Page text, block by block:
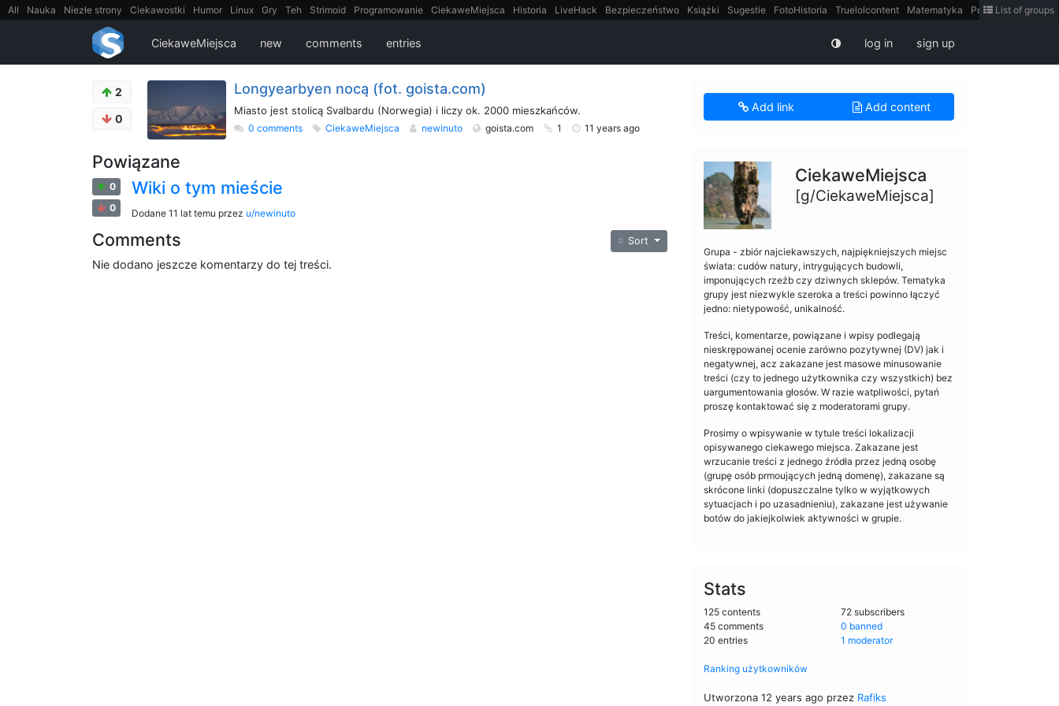
All Nauka Niezłe strony Ciekawostki Humor Linux Gry Teh Strimoid Programowanie CiekaweMiejsca Historia LiveHack Bezpieczeństwo Książki Sugestie FotoHistoria Truelolcontent Matematyka Polska
intern
FilmyDokumentalne
List of groups
CiekaweMiejsca new comments entries log in sign up
2
0
Longyearbyen nocą (fot. goista.com)
Miasto jest stolicą Svalbardu (Norwegia) i liczy ok. 2000 mieszkańców.
0 comments CiekaweMiejsca newinuto goista.com 1 11 years ago
Powiązane
0
0
Wiki o tym mieście
Dodane 11 lat temu przez u/newinuto
Comments Sort
Nie dodano jeszcze komentarzy do tej treści.
Add link Add content
CiekaweMiejsca
[g/CiekaweMiejsca]
Grupa - zbiór najciekawszych, najpiękniejszych miejsc
świata: cudów natury, intrygujących budowli,
imponujących rzeźb czy dziwnych sklepów. Tematyka
grupy jest niezwykle szeroka a treści powinno łączyć
jedno: nietypowość, unikalność.
Treści, komentarze, powiązane i wpisy podlegają
nieskrępowanej ocenie zarówno pozytywnej (DV) jak i
negatywnej, acz zakazane jest masowe minusowanie
treści (czy to jednego użytkownika czy wszystkich) bez
uargumentowania głosów. W razie watpliwości, pytań
proszę kontaktować się z moderatorami grupy.
Prosimy o wpisywanie w tytule treści lokalizacji
opisywanego ciekawego miejsca. Zakazane jest
wrzucanie treści z jednego źródła przez jedną osobę
(grupę osób prmoujących jedną domenę), zakazane są
skrócone linki (dopuszczalne tylko w wyjątkowych
sytuacjach i po uzasadnieniu), zakazane jest używanie
botów do jakiejkolwiek aktywności w grupie.
Stats
125 contents
45 comments
20 entries
72 subscribers
0 banned
1 moderator
Ranking użytkowników
Utworzona 12 years ago przez Rafiks